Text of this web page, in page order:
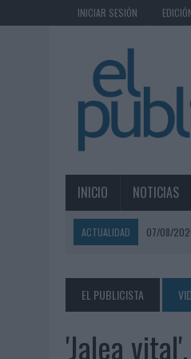
INICIAR SESIÓN
INICIO NOTICIAS
ACTUALIDAD 07/08/
07/08/2026 | EL VERANO
07/08/2026
VUELING
EL PUBLICISTA
'Jalea